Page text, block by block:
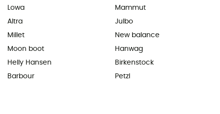
Lowa
Altra
Millet
Moon boot
Helly Hansen
Barbour
Mammut
Julbo
New balance
Hanwag
Birkenstock
Petzl